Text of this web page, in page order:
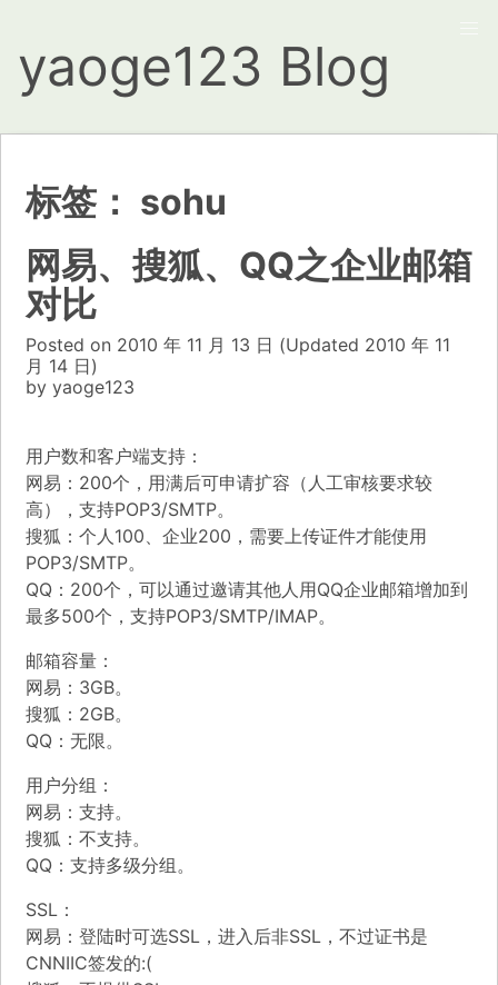
yaoge123 Blog
标签： sohu
网易、搜狐、QQ之企业邮箱
对比
Posted on 2010 年 11 月 13 日 (Updated 2010 年 11
月 14 日)
by yaoge123
用户数和客户端支持：
网易：200个，用满后可申请扩容（人工审核要求较
高），支持POP3/SMTP。
搜狐：个人100、企业200，需要上传证件才能使用
POP3/SMTP。
QQ：200个，可以通过邀请其他人用QQ企业邮箱增加到
最多500个，支持POP3/SMTP/IMAP。
邮箱容量：
网易：3GB。
搜狐：2GB。
QQ：无限。
用户分组：
网易：支持。
搜狐：不支持。
QQ：支持多级分组。
SSL：
网易：登陆时可选SSL，进入后非SSL，不过证书是
CNNIIC签发的:(